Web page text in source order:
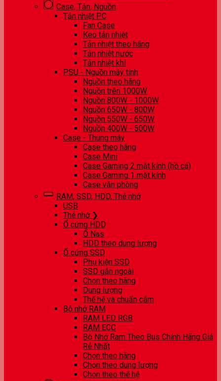
Case, Tản, Nguồn
Tản nhiệt PC
Fan Case
Keo tản nhiệt
Tản nhiệt theo hãng
Tản nhiệt nước
Tản nhiệt khí
PSU - Nguồn máy tính
Nguồn theo hãng
Nguồn trên 1000W
Nguồn 800W - 1000W
Nguồn 650W - 800W
Nguồn 550W - 650W
Nguồn 400W - 500W
Case - Thùng máy
Case theo hãng
Case Mini
Case Gaming 2 mặt kính (hồ cá)
Case Gaming 1 mặt kính
Case văn phòng
RAM, SSD, HDD, Thẻ nhớ
USB
Thẻ nhớ ❯
Ổ cứng HDD
Ổ Nas
HDD theo dung lượng
Ổ cứng SSD
Phụ kiện SSD
SSD gắn ngoài
Chọn theo hãng
Dung lượng
Thế hệ và chuẩn cắm
Bộ nhớ RAM
RAM LED RGB
RAM ECC
Bộ Nhớ Ram Theo Bus Chính Hãng Giá
Rẻ Nhất
Chọn theo hãng
Chọn theo dung lượng
Chọn theo thế hệ